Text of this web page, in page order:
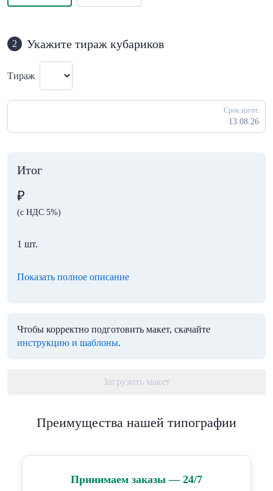
2 Укажите тираж кубариков
Тираж
Срок изгот.
13.08.26
Итог
₽
(с НДС 5%)
1 шт.
Показать полное описание
Чтобы корректно подготовить макет, скачайте
инструкцию и шаблоны.
Загрузить макет
Преимущества нашей типографии
Принимаем заказы — 24/7